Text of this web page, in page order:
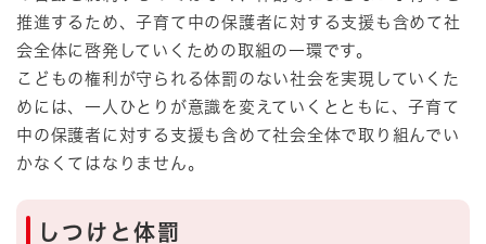
推進するため、子育て中の保護者に対する支援も含めて社
会全体に啓発していくための取組の一環です。
こどもの権利が守られる体罰のない社会を実現していくた
めには、一人ひとりが意識を変えていくとともに、子育て
中の保護者に対する支援も含めて社会全体で取り組んでい
かなくてはなりません。
しつけと体罰